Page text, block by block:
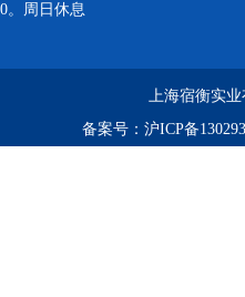
。周日休息
上海宿衡实
备案号： 沪ICP备